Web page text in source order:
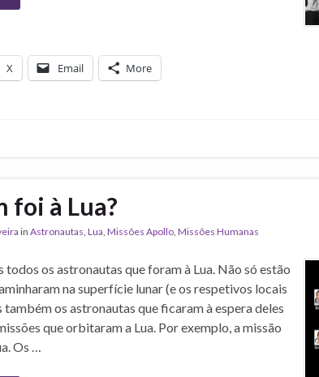
X Email More
foi à Lua?
in Astronautas, Lua, Missões Apollo, Missões Humanas
os astronautas que foram à Lua. Não só estão
na superfície lunar (e os respetivos locais
também os astronautas que ficaram à espera deles
que orbitaram a Lua. Por exemplo, a missão
Os …